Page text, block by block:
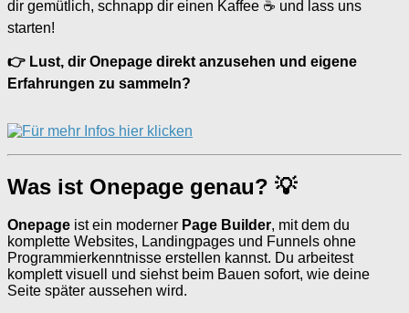
dir gemütlich, schnapp dir einen Kaffee ☕ und lass uns
starten!
👉 Lust, dir Onepage direkt anzusehen und eigene
Erfahrungen zu sammeln?
Was ist Onepage genau? 💡
Onepage ist ein moderner Page Builder, mit dem du
komplette Websites, Landingpages und Funnels ohne
Programmierkenntnisse erstellen kannst. Du arbeitest
komplett visuell und siehst beim Bauen sofort, wie deine
Seite später aussehen wird.